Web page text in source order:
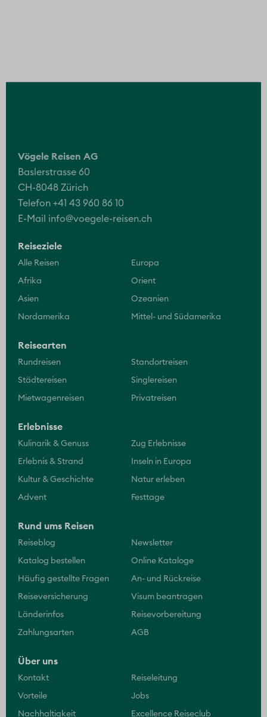
Vögele Reisen AG
Baslerstrasse 60
CH-8048 Zürich
Telefon +41 43 960 86 10
E-Mail info@voegele-reisen.ch
Reiseziele
Alle Reisen Europa
Afrika Orient
Asien Ozeanien
Nordamerika Mittel- und Südamerika
Reisearten
Rundreisen Standortreisen
Städtereisen Singlereisen
Mietwagenreisen Privatreisen
Erlebnisse
Kulinarik & Genuss Zug Erlebnisse
Erlebnis & Strand Inseln in Europa
Kultur & Geschichte Natur erleben
Advent Festtage
Rund ums Reisen
Reiseblog Newsletter
Katalog bestellen Online Kataloge
Häufig gestellte Fragen An- und Rückreise
Reiseversicherung Visum beantragen
Länderinfos Reisevorbereitung
Zahlungsarten AGB
Über uns
Kontakt Reiseleitung
Vorteile Jobs
Nachhaltigkeit Excellence Reiseclub